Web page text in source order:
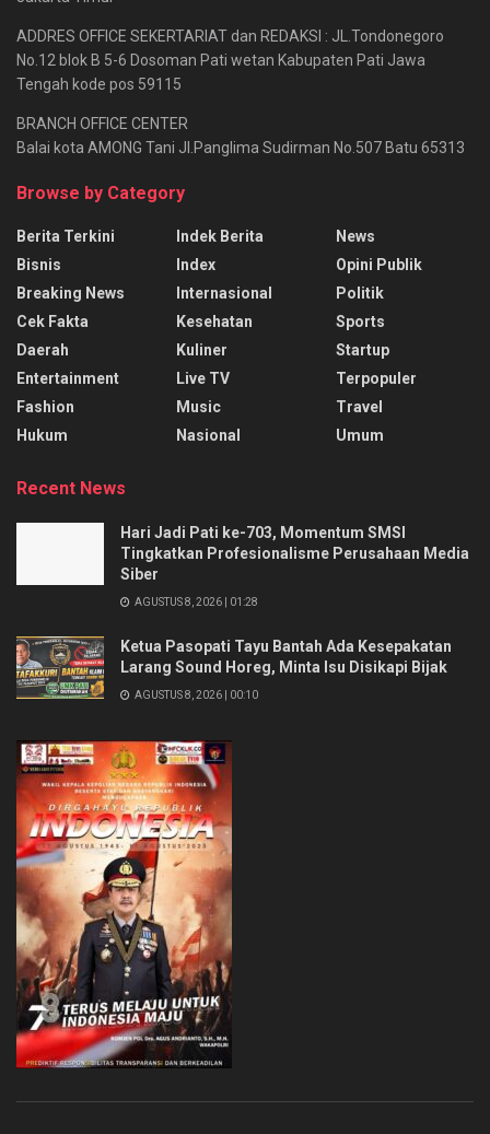
ADDRES OFFICE SEKERTARIAT dan REDAKSI : JL.Tondonegoro
No.12 blok B 5-6 Dosoman Pati wetan Kabupaten Pati Jawa
Tengah kode pos 59115
BRANCH OFFICE CENTER
Balai kota AMONG Tani Jl.Panglima Sudirman No.507 Batu 65313
Browse by Category
Berita Terkini
Bisnis
Breaking News
Cek Fakta
Daerah
Entertainment
Fashion
Hukum
Indek Berita
Index
Internasional
Kesehatan
Kuliner
Live TV
Music
Nasional
News
Opini Publik
Politik
Sports
Startup
Terpopuler
Travel
Umum
Recent News
Hari Jadi Pati ke-703, Momentum SMSI
Tingkatkan Profesionalisme Perusahaan Media
Siber
AGUSTUS 8, 2026 | 01:28
Ketua Pasopati Tayu Bantah Ada Kesepakatan
Larang Sound Horeg, Minta Isu Disikapi Bijak
AGUSTUS 8, 2026 | 00:10